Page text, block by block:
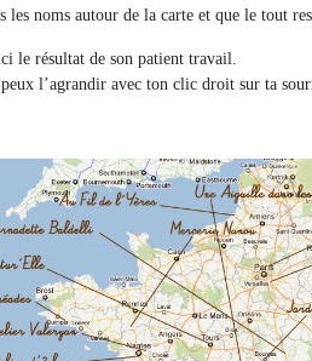
les noms autour de la carte et que le tout
le résultat de son patient travail.
l’agrandir avec ton clic droit sur ta